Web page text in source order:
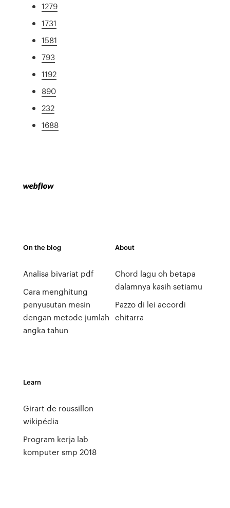
1279
1731
1581
793
1192
890
232
1688
On the blog
Analisa bivariat pdf
Cara menghitung
penyusutan mesin
dengan metode jumlah
angka tahun
About
Chord lagu oh betapa
dalamnya kasih setiamu
Pazzo di lei accordi
chitarra
Learn
Girart de roussillon
wikipédia
Program kerja lab
komputer smp 2018